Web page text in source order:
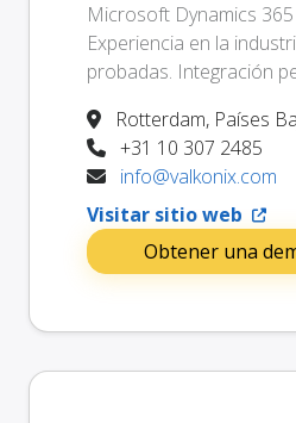
Microsoft Dynamics
Experiencia en la
probadas. Integración
Rotterdam, Países
+31 10 307 2485
info@valkonix.com
Visitar sitio web
Obtener una